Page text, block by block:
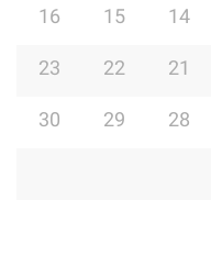
14
15
16
21
22
23
28
29
30